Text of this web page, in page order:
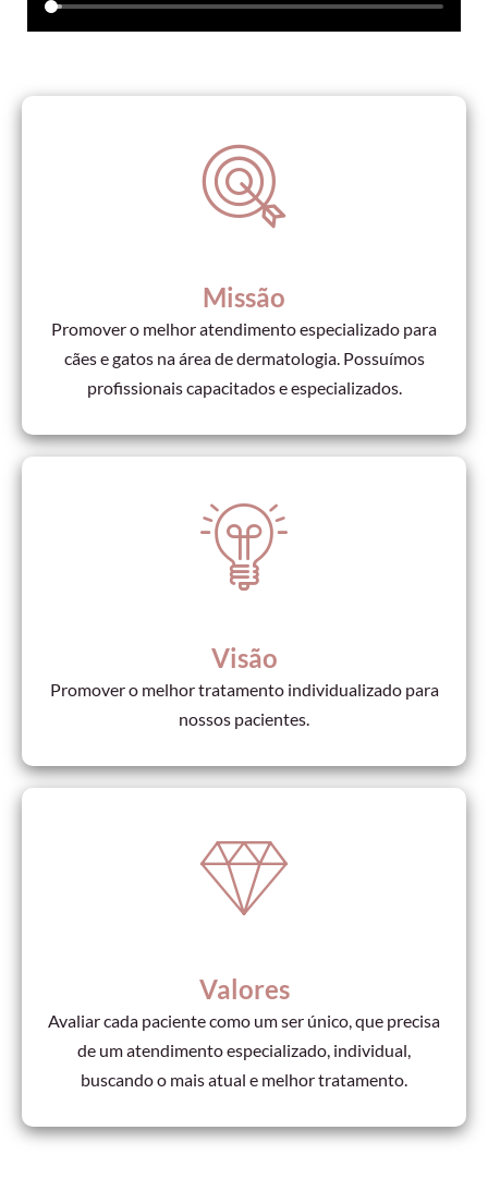
Missão
Promover o melhor atendimento especializado para
cães e gatos na área de dermatologia. Possuímos
profissionais capacitados e especializados.
Visão
Promover o melhor tratamento individualizado para
nossos pacientes.
Valores
Avaliar cada paciente como um ser único, que precisa
de um atendimento especializado, individual,
buscando o mais atual e melhor tratamento.